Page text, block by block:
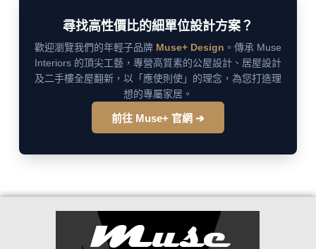
尋找高性價比的細單位設計方案？
歡迎瀏覽我們的年輕子品牌 Muse+ Design 。傳承 Muse
Interiors 的頂尖工藝，專營高質素的公屋設計、居屋設計
及二手樓全屋翻新，以「應使則使」的理念，為您打造理
想的專屬家居。
前往 Muse+ 官網 ➔